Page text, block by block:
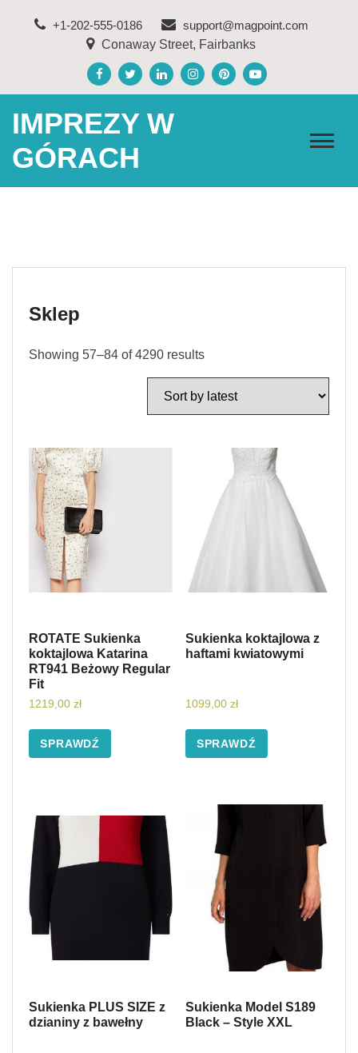
+1-202-555-0186
support@magpoint.com
Conaway Street, Fairbanks
IMPREZY W
GÓRACH
Sklep
Showing 57–84 of 4290 results
ROTATE Sukienka
koktajlowa Katarina
RT941 Beżowy Regular
Fit
1219,00 zł
SPRAWDŹ
Sukienka koktajlowa z
haftami kwiatowymi
1099,00 zł
SPRAWDŹ
Sukienka PLUS SIZE z
dzianiny z bawełny
Sukienka Model S189
Black – Style XXL